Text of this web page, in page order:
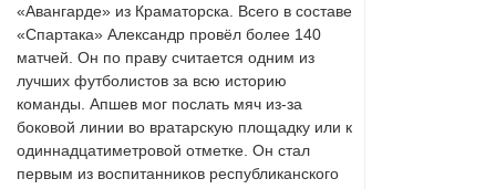
«Авангарде» из Краматорска. Всего в составе
«Спартака» Александр провёл более 140
матчей. Он по праву считается одним из
лучших футболистов за всю историю
команды. Апшев мог послать мяч из-за
боковой линии во вратарскую площадку или к
одиннадцатиметровой отметке. Он стал
первым из воспитанников республиканского